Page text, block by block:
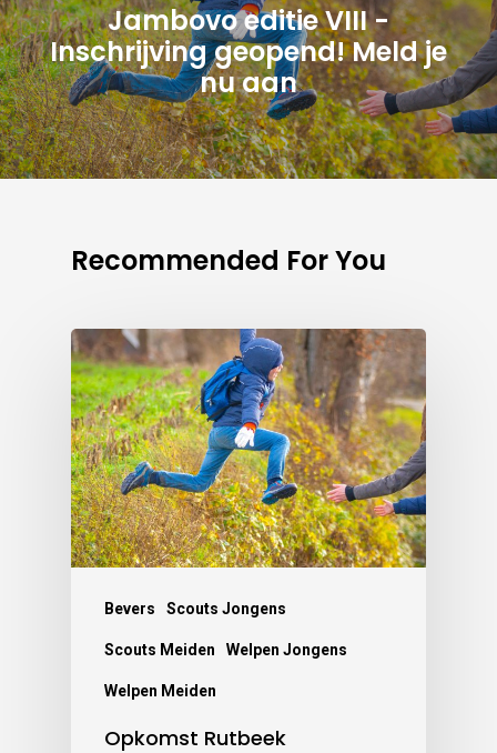
Jambovo editie VIII -
Inschrijving geopend! Meld je
nu aan
Recommended For You
Bevers Scouts Jongens
Scouts Meiden Welpen Jongens
Welpen Meiden
Opkomst Rutbeek